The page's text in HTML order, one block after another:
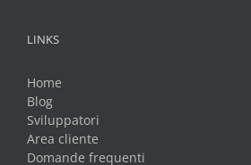
LINKS
Home
Blog
Sviluppatori
Area cliente
Domande frequenti